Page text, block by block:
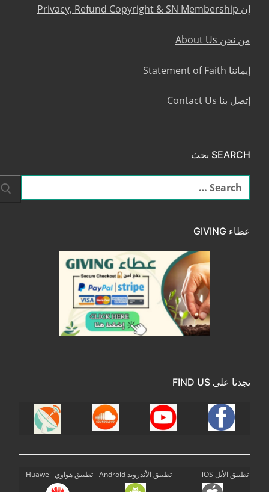
إن Privacy, Refund Copyright & SN Membership
من نحن About Us
إيماننا Statement of Faith
إتصل بنا Contact Us
SEARCH بحث
البحث
عن:
عطاء GIVING
تجدنا على FIND US
تطبيق الأبل iOS تطبيق الأندرويد Android تطبيق هواوي Huawei